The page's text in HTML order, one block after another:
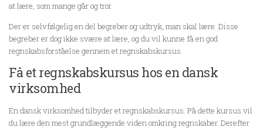
at lære, som mange går og tror.
Der er selvfølgelig en del begreber og udtryk, man skal lære. Disse
begreber er dog ikke svære at lære, og du vil kunne få en god
regnskabsforståelse gennem et regnskabskursus.
Få et regnskabskursus hos en dansk
virksomhed
En dansk virksomhed tilbyder et regnskabskursus. På dette kursus vil
du lære den mest grundlæggende viden omkring regnskaber. Derefter